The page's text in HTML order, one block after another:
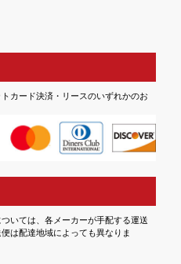
カード決済・リースのいずれかのお
いては、各メーカーが手配する運送
は配達地域によっても異なりま